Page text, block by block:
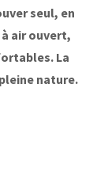
seul, en
air ouvert,
La
nature.